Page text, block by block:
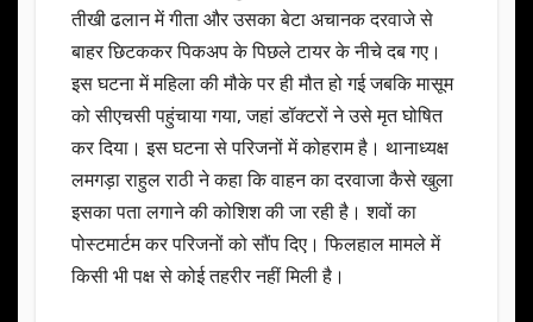
तीखी ढलान में गीता और उसका बेटा अचानक दरवाजे से
बाहर छिटककर पिकअप के पिछले टायर के नीचे दब गए।
इस घटना में महिला की मौके पर ही मौत हो गई जबकि मासूम
को सीएचसी पहुंचाया गया, जहां डॉक्टरों ने उसे मृत घोषित
कर दिया। इस घटना से परिजनों में कोहराम है। थानाध्यक्ष
लमगड़ा राहुल राठी ने कहा कि वाहन का दरवाजा कैसे खुला
इसका पता लगाने की कोशिश की जा रही है। शवों का
पोस्टमार्टम कर परिजनों को सौंप दिए। फिलहाल मामले में
किसी भी पक्ष से कोई तहरीर नहीं मिली है।